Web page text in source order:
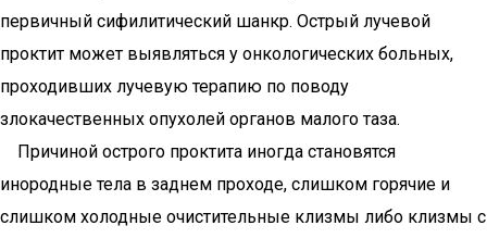
первичный сифилитический шанкр. Острый лучевой
проктит может выявляться у онкологических больных,
проходивших лучевую терапию по поводу
злокачественных опухолей органов малого таза.
Причиной острого проктита иногда становятся
инородные тела в заднем проходе, слишком горячие и
слишком холодные очистительные клизмы либо клизмы с